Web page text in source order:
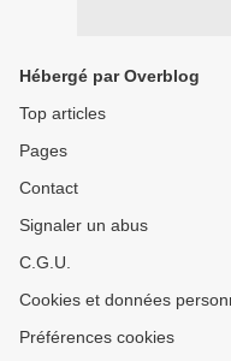
Hébergé par Overblog
Top articles
Pages
Contact
Signaler un abus
C.G.U.
Cookies et données
Préférences cookies